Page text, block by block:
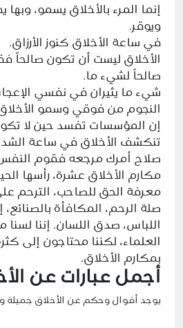
إنما المرء بالأخلاق يسمو،
ويوقر.
في ساعة الأخلاق كنوز الأرزاق.
الأخلاق ليست أن تكون صالحاً
صالحاً لشيء ما.
شيء ما يثيران في نفسي
النجوم من فوقي وسمو
إن المؤسسات تفسد حين لا
تنكشف الأخلاق في ساعة
صلاح أمرك مرجعه فقوم النفس
مكارم الأخلاق عشرة، رأسها
معرفة الحق للصاحب، الترحم
صلة الرحم، المكافأة
اللباس، صدق اللسان. إننا لسنا
العلماء، لكننا محتاجون إلى
بمكارم الأخلاق.
أجمل عبارات عن
يوجد أقوال وحكم عن الأخلاق جميلة